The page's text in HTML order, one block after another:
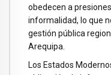
obedecen a
informalidad, lo que
gestión pública
Arequipa.
Los Estados